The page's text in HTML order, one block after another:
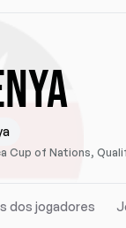
Cup of Nations,
dos jogadores